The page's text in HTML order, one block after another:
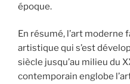
époque.
En résumé, l’art
artistique qui s’est
siècle jusqu’au milieu du
contemporain englobe